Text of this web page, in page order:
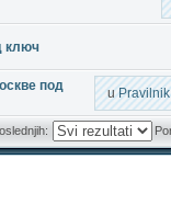
ключ
под
u